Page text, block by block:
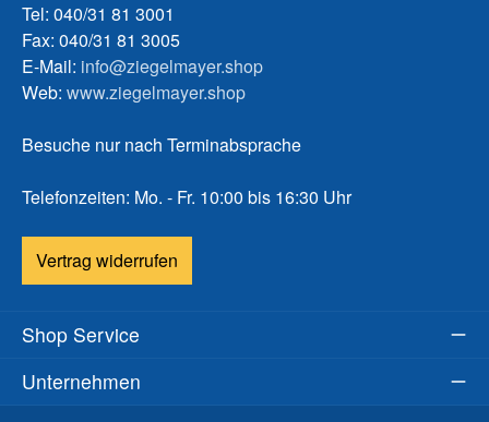
Tel: 040/31 81 3001
Fax: 040/31 81 3005
E-Mail: info@ziegelmayer.shop
Web: www.ziegelmayer.shop
Besuche nur nach Terminabsprache
Telefonzeiten: Mo. - Fr. 10:00 bis 16:30 Uhr
Vertrag widerrufen
Shop Service
Unternehmen